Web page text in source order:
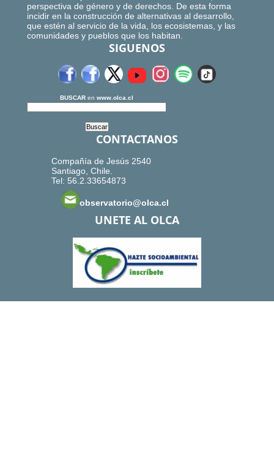
perspectiva de género y de derechos. De esta forma
incidir en la construcción de alternativas al desarrollo,
que estén al servicio de la vida, los ecosistemas, y las
comunidades y pueblos que los habitan.
SIGUENOS
BUSCAR en www.olca.cl
CONTACTANOS
Compañía de Jesús 2540
Santiago, Chile.
Tel: 56.2.33654873
observatorio@olca.cl
UNETE AL OLCA